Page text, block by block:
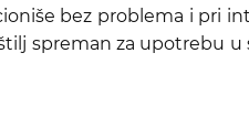
bez problema i pri
spreman za upotrebu